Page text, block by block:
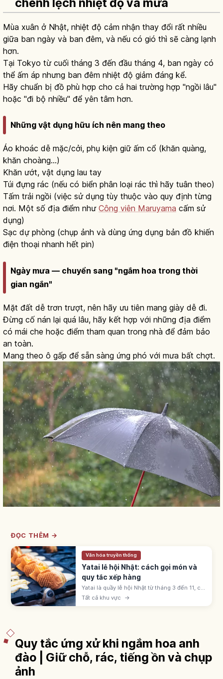
chênh lệch nhiệt độ và mưa
Mùa xuân ở Nhật, nhiệt độ cảm nhận thay đổi rất nhiều
giữa ban ngày và ban đêm, và nếu có gió thì sẽ càng lạnh
hơn.
Tại Tokyo từ cuối tháng 3 đến đầu tháng 4, ban ngày có
thể ấm áp nhưng ban đêm nhiệt độ giảm đáng kể.
Hãy chuẩn bị đồ phù hợp cho cả hai trường hợp "ngồi lâu"
hoặc "đi bộ nhiều" để yên tâm hơn.
Những vật dụng hữu ích nên mang theo
Áo khoác dễ mặc/cởi, phụ kiện giữ ấm cổ (khăn quàng,
khăn choàng...)
Khăn ướt, vật dụng lau tay
Túi đựng rác (nếu có biển phân loại rác thì hãy tuân theo)
Tấm trải ngồi (việc sử dụng tùy thuộc vào quy định từng
nơi. Một số địa điểm như Công viên Maruyama cấm sử
dụng)
Sạc dự phòng (chụp ảnh và dùng ứng dụng bản đồ khiến
điện thoại nhanh hết pin)
Ngày mưa — chuyển sang "ngắm hoa trong thời
gian ngắn"
Mặt đất dễ trơn trượt, nên hãy ưu tiên mang giày dễ đi.
Đừng cố nán lại quá lâu, hãy kết hợp với những địa điểm
có mái che hoặc điểm tham quan trong nhà để đảm bảo
an toàn.
Mang theo ô gấp để sẵn sàng ứng phó với mưa bất chợt.
ĐỌC THÊM →
Văn hóa truyền thống
Yatai lễ hội Nhật: cách gọi món và
quy tắc xếp hàng
Yatai là quầy lễ hội Nhật từ tháng 3 đến 11, có
ringo-ame, yakisoba, takoyaki, kakigōri. Giá
300-500 yên; xếp hàng theo thứ tự và dịch
Tất cả khu vực →
Quy tắc ứng xử khi ngắm hoa anh
đào | Giữ chỗ, rác, tiếng ồn và chụp
ảnh